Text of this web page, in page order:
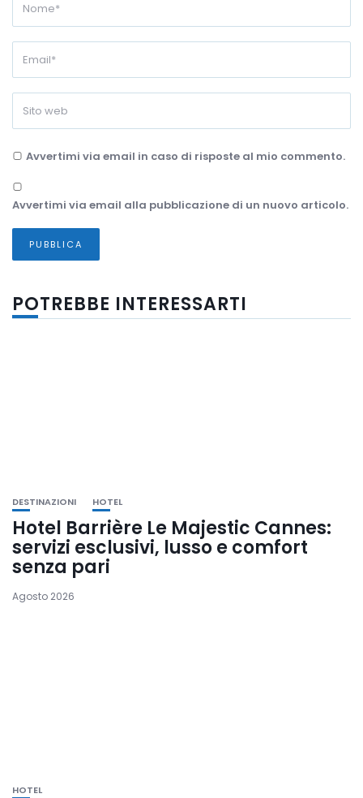
Avvertimi via email in caso di risposte al mio commento.
Avvertimi via email alla pubblicazione di un nuovo articolo.
POTREBBE INTERESSARTI
DESTINAZIONI HOTEL
Hotel Barrière Le Majestic Cannes:
servizi esclusivi, lusso e comfort
senza pari
Agosto 2026
HOTEL